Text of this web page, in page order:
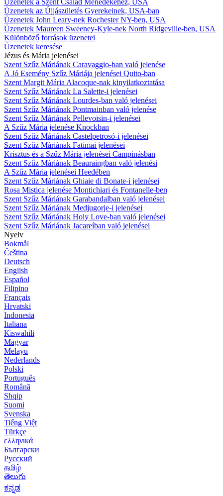
Üzenetek az Újjászületés Gyerekeinek, USA-ban
Üzenetek John Leary-nek Rochester NY-ben, USA
Üzenetek Maureen Sweeney-Kyle-nek North Ridgeville-ben, USA
Különböző források üzenetei
Üzenetek keresése
Jézus és Mária jelenései
Szent Szűz Máriának Caravaggio-ban való jelenése
A Jó Esemény Szűz Máriája jelenései Quito-ban
Szent Margit Mária Alacoque-nak kinyilatkoztatása
Szent Szűz Máriának La Salette-i jelenései
Szent Szűz Máriának Lourdes-ban való jelenései
Szent Szűz Máriának Pontmainban való jelenése
Szent Szűz Máriának Pellevoisin-i jelenései
A Szűz Mária jelenése Knockban
Szent Szűz Máriának Castelpetrosó-i jelenései
Szent Szűz Máriának Fatimai jelenései
Krisztus és a Szűz Mária jelenései Campinásban
Szent Szűz Máriának Beauraingban való jelenési
A Szűz Mária jelenései Heedében
Szent Szűz Máriának Ghiaie di Bonate-i jelenései
Rosa Mistica jelenése Montichiari és Fontanelle-ben
Szent Szűz Máriának Garabandalban való jelenései
Szent Szűz Máriának Medjugorje-i jelenései
Szent Szűz Máriának Holy Love-ban való jelenései
Szent Szűz Máriának Jacareíban való jelenései
Nyelv
Bokmål
Čeština
Deutsch
English
Español
Filipino
Français
Hrvatski
Indonesia
Italiana
Kiswahili
Magyar
Melayu
Nederlands
Polski
Português
Română
Shqip
Suomi
Svenska
Tiếng Việt
Türkçe
ελληνικά
Български
Русский
தமிழ்
తెలుగు
ಕನ್ನಡ